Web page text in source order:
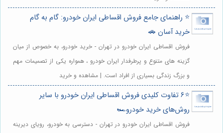
⭐️ راهنمای جامع فروش اقساطی ایران خودرو: گام به گام
خرید آسان 🚗
فروش اقساطی ایران خودرو در تهران - خرید خودرو، به خصوص از میان
گزینه های متنوع و پرطرفدار ایران خودرو ، همواره یکی از تصمیمات مهم
و بزرگ زندگی بسیاری از افراد است. | مشاهده و خرید
⭐️6 تفاوت کلیدی فروش اقساطی ایران خودرو با سایر
روش‌های خرید خودرو🏎️
فروش اقساطی ایران خودرو در تهران - دسترسی به خودرو، رویای دیرینه